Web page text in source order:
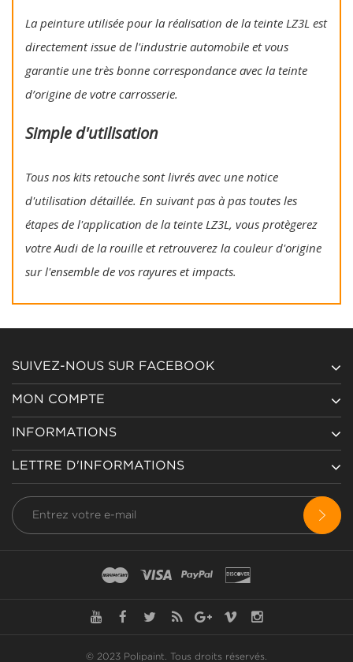
La peinture utilisée pour la réalisation de la teinte LZ3L est
directement issue de l'industrie automobile et vous
garantie une très bonne correspondance avec la teinte
d’origine de votre carrosserie.
Simple d'utilisation
Tous nos kits retouche sont livrés avec une notice
d'utilisation détaillée. En suivant pas à pas toutes les
étapes de l'application de la teinte LZ3L, vous protègerez
votre Audi de la rouille et retrouverez la couleur d'origine
sur l'ensemble de vos rayures et impacts.
SUIVEZ-NOUS SUR FACEBOOK
MON COMPTE
INFORMATIONS
LETTRE D'INFORMATIONS
© 2023 Polipaint. Tous droits réservés.